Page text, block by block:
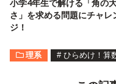
小学4年生で解ける「角の
さ」を求める問題にチャレ
ジ！
理系 # ひらめけ！算